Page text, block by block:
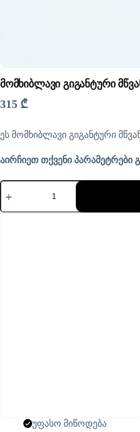
მომხიბლავი გიგანტური
315 ₾
ეს მომხიბლავი გიგანტური
აირჩიეთ თქვენი პარამეტრები
რაოდენობა:
მომხიბლავი
მწვანე
რვაფეხა
პლუშის
სათამაშო
უფასო მიწოდება